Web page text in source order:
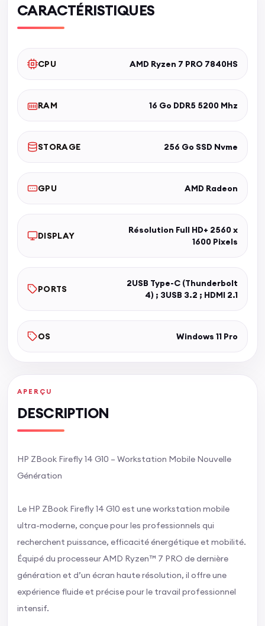
APERÇU
DESCRIPTION
HP ZBook Firefly 14 G10 – Workstation Mobile Nouvelle
Génération
Le HP ZBook Firefly 14 G10 est une workstation mobile
ultra-moderne, conçue pour les professionnels qui
recherchent puissance, efficacité énergétique et mobilité.
Équipé du processeur AMD Ryzen™ 7 PRO de dernière
génération et d’un écran haute résolution, il offre une
expérience fluide et précise pour le travail professionnel
intensif.
CARACTÉRISTIQUES
CPU AMD Ryzen 7 PRO 7840HS
RAM 16 Go DDR5 5200 Mhz
STORAGE 256 Go SSD Nvme
GPU AMD Radeon
DISPLAY
Résolution Full HD+ 2560 x
1600 Pixels
PORTS
2USB Type-C (Thunderbolt
4) ; 3USB 3.2 ; HDMI 2.1
OS Windows 11 Pro